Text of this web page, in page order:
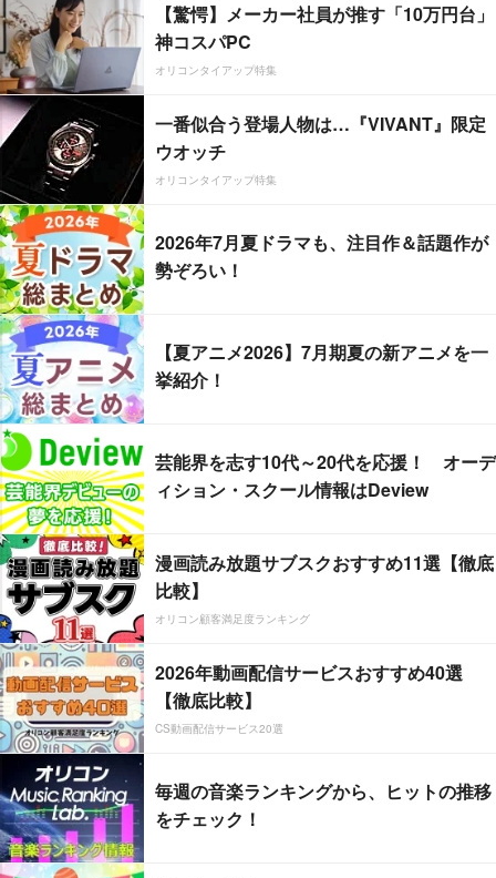
【驚愕】メーカー社員が推す「10万円台」
神コスパPC
オリコンタイアップ特集
一番似合う登場人物は…『VIVANT』限定
ウオッチ
オリコンタイアップ特集
2026年7月夏ドラマも、注目作＆話題作が
勢ぞろい！
【夏アニメ2026】7月期夏の新アニメを一
挙紹介！
芸能界を志す10代～20代を応援！ オーデ
ィション・スクール情報はDeview
漫画読み放題サブスクおすすめ11選【徹底
比較】
オリコン顧客満足度ランキング
2026年動画配信サービスおすすめ40選
【徹底比較】
CS動画配信サービス20選
毎週の音楽ランキングから、ヒットの推移
をチェック！